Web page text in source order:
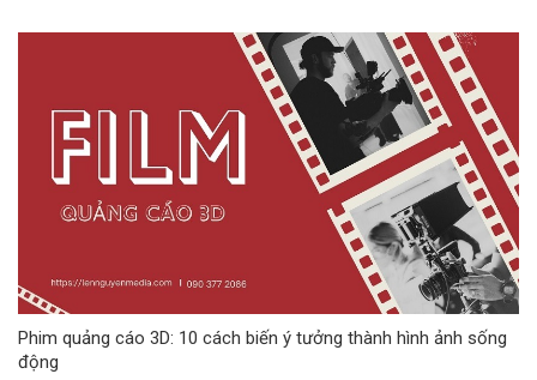
Phim quảng cáo 3D: 10 cách biến ý tưởng thành hình ảnh sống
động